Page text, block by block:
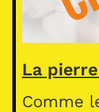
La
Comme